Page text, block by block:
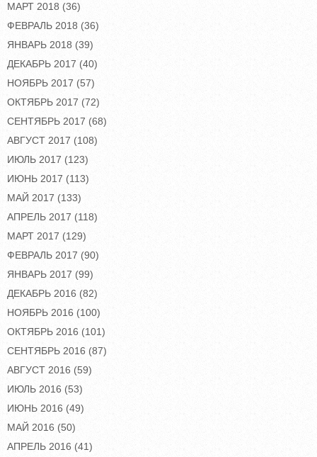
МАРТ 2018 (36)
ФЕВРАЛЬ 2018 (36)
ЯНВАРЬ 2018 (39)
ДЕКАБРЬ 2017 (40)
НОЯБРЬ 2017 (57)
ОКТЯБРЬ 2017 (72)
СЕНТЯБРЬ 2017 (68)
АВГУСТ 2017 (108)
ИЮЛЬ 2017 (123)
ИЮНЬ 2017 (113)
МАЙ 2017 (133)
АПРЕЛЬ 2017 (118)
МАРТ 2017 (129)
ФЕВРАЛЬ 2017 (90)
ЯНВАРЬ 2017 (99)
ДЕКАБРЬ 2016 (82)
НОЯБРЬ 2016 (100)
ОКТЯБРЬ 2016 (101)
СЕНТЯБРЬ 2016 (87)
АВГУСТ 2016 (59)
ИЮЛЬ 2016 (53)
ИЮНЬ 2016 (49)
МАЙ 2016 (50)
АПРЕЛЬ 2016 (41)